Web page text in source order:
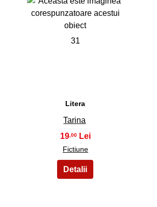
31
Litera
Tarina
19,00
Fictiune